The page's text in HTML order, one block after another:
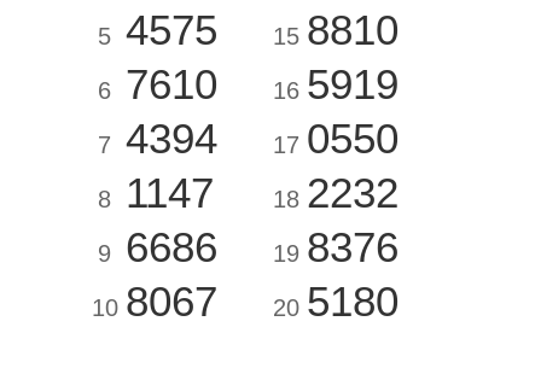
5 4575
6 7610
7 4394
8 1147
9 6686
10 8067
15 8810
16 5919
17 0550
18 2232
19 8376
20 5180